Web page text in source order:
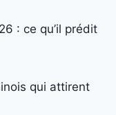
: ce qu’il prédit
qui attirent